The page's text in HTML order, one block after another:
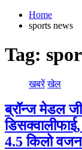
Home
sports news
Tag:
खबरें खेल
ब्रॉन्ज मेडल
4.5 किलो वजन